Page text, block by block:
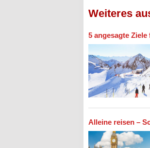
Weiteres
5 angesagte
Alleine reisen –